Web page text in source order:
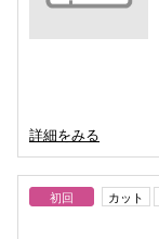
詳細をみる
初回 カット